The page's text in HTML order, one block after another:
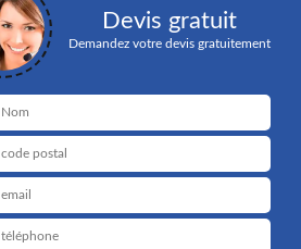
Devis gratuit
Demandez votre devis gratuitement